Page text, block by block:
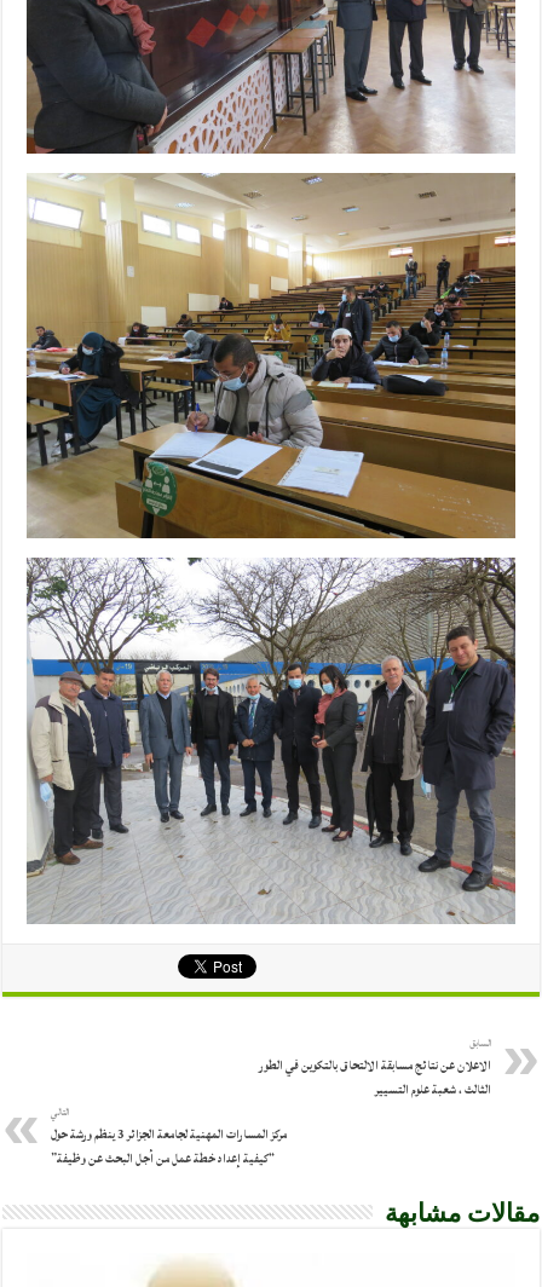
السابق
الاعلان عن نتائج مسابقة الالتحاق بالتكوين في الطور
الثالث ، شعبة علوم التسيير
التالي
مركز المسارات المهنية لجامعة الجزائر 3 ينظم ورشة حول
“كيفية إعداد خطة عمل من أجل البحث عن وظيفة”
مقالات مشابهة